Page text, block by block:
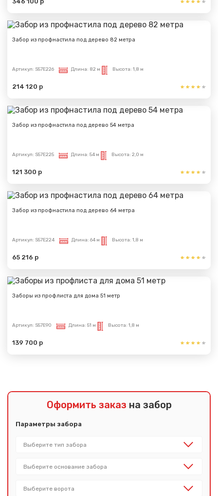
Забор из профнастила под дерево 82 метра
Артикул: S57E226 Длина: 82 м Высота: 1,8 м
214 120 р
Забор из профнастила под дерево 54 метра
Артикул: S57E225 Длина: 54 м Высота: 2,0 м
121 300 р
Забор из профнастила под дерево 64 метра
Артикул: S57E224 Длина: 64 м Высота: 1,8 м
65 216 р
Заборы из профлиста для дома 51 метр
Артикул: S57E90 Длина: 51 м Высота: 1,8 м
139 700 р
Оформить заказ на забор
Параметры забора